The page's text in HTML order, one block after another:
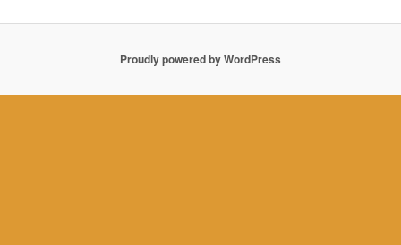
Proudly powered by WordPress